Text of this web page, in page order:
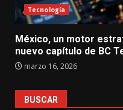
Tecnología
México, un motor
nuevo capítulo de BC
marzo 16, 2026
BUSCAR